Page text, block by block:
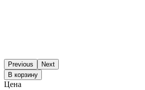
Previous
Next
В корзину
Цена